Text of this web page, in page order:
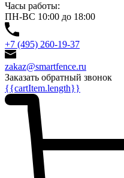
Часы работы:
ПН-ВС 10:00 до 18:00
+7 (495) 260-19-37
zakaz@smartfence.ru
Заказать обратный звонок
{{cartItem.length}}